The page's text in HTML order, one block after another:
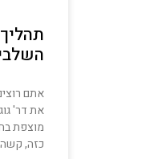
אתם
את דר'
מוצפת
כזה,